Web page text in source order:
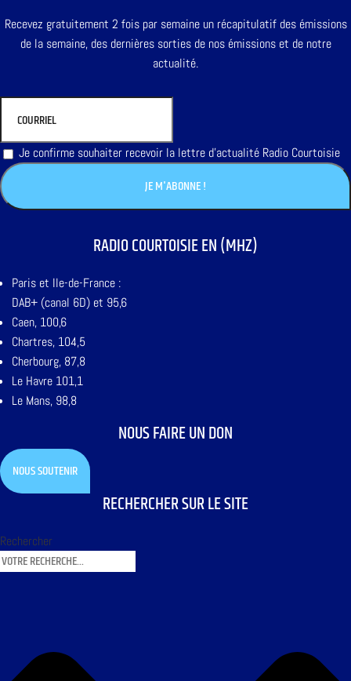
Recevez gratuitement 2 fois par semaine un récapitulatif des émissions
de la semaine, des dernières sorties de nos émissions et de notre
actualité.
Je confirme souhaiter recevoir la lettre d'actualité Radio Courtoisie
RADIO COURTOISIE EN (MHZ)
Paris et Ile-de-France :
DAB+ (canal 6D) et 95,6
Caen, 100,6
Chartres, 104,5
Cherbourg, 87,8
Le Havre 101,1
Le Mans, 98,8
NOUS FAIRE UN DON
NOUS SOUTENIR
RECHERCHER SUR LE SITE
Rechercher